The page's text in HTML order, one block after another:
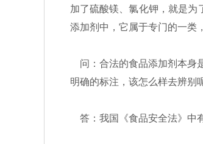
加了硫酸镁、氯化钾，就是
添加剂中，它属于专门的一类
问：合法的食品添加剂本身
明确的标注，该怎么样去辨别
答：我国《食品安全法》中